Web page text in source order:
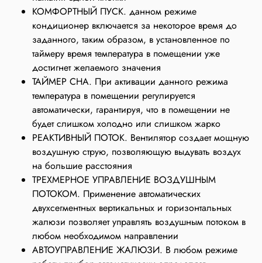
КОМФОРТНЫЙ ПУСК. данном режиме
кондиционер включается за некоторое время до
заданного, таким образом, в установленное по
таймеру время температура в помещении уже
достигнет желаемого значения
ТАЙМЕР СНА. При активации данного режима
температура в помещении регулируется
автоматически, гарантируя, что в помещении не
будет слишком холодно или слишком жарко
РЕАКТИВНЫЙ ПОТОК. Вентилятор создает мощную
воздушную струю, позволяющую выдувать воздух
на большие расстояния
ТРЕХМЕРНОЕ УПРАВЛЕНИЕ ВОЗДУШНЫМ
ПОТОКОМ. Применение автоматических
двухсегментных вертикальных и горизонтальных
жалюзи позволяет управлять воздушным потоком в
любом необходимом направлении
АВТОУПРАВЛЕНИЕ ЖАЛЮЗИ. В любом режиме